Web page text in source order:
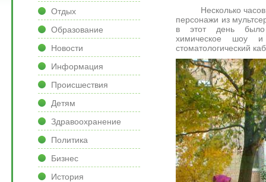
Несколько часов
персонажи из
в этот день было
химическое шоу
стоматологический
Отдых
Образование
Новости
Информация
Происшествия
Детям
Здравоохранение
Политика
Бизнес
История